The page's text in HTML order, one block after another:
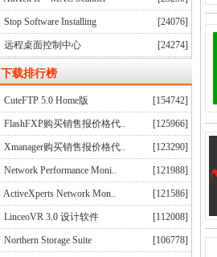
Stop Software Installing [24076]
远程桌面控制中心 [24274]
下载排行榜
CuteFTP 5.0 Home版 [154742]
FlashFXP购买销售报价格代.. [125966]
Xmanager购买销售报价格代.. [123290]
Network Performance Moni.. [121988]
ActiveXperts Network Mon.. [121586]
LinceoVR 3.0 设计软件 [112008]
Northern Storage Suite [106778]